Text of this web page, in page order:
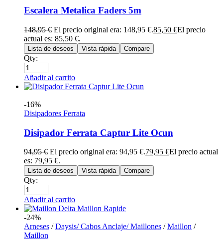
Escalera Metalica Faders 5m
148,95€ El precio original era: 148,95 €.85,50 €El precio
actual es: 85,50 €.
Lista de deseos Vista rápida Compare
Qty:
Añadir al carrito
-16%
Disipadores Ferrata
Disipador Ferrata Captur Lite Ocun
94,95€ El precio original era: 94,95 €.79,95 €El precio actual
es: 79,95 €.
Lista de deseos Vista rápida Compare
Qty:
Añadir al carrito
-24%
Arneses /Daysis/ Cabos Anclaje/ Maillones /Maillon /
Maillon